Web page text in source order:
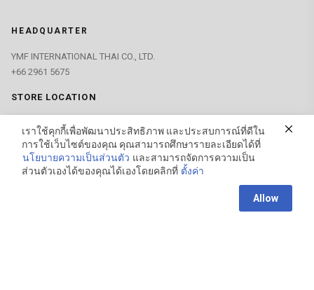
HEADQUARTER
YMF INTERNATIONAL THAI CO., LTD.
+66 2961 5675
STORE LOCATION
GET IN TOUCH
contact@zanpusustain.com
เราใช้คุกกี้เพื่อพัฒนาประสิทธิภาพ และประสบการณ์ที่ดีใน
การใช้เว็บไซต์ของคุณ คุณสามารถศึกษารายละเอียดได้ที่
นโยบายความเป็นส่วนตัว และสามารถจัดการความเป็น
ส่วนตัวเองได้ของคุณได้เองโดยคลิกที่ ตั้งค่า
Allow
Open